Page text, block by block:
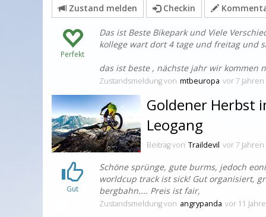
Zustand melden Checkin
Perfekt
Das ist Beste Bikepark und Viele
kollege wart dort 4 tage und freitag und
das ist beste , nächste jahr wir kommen
Zustandsmeldungvon mtbeuropa vor 7 Jahren
Goldener Herbst
Leogang
Beitragvon Traildevil vor 7 Jahren
Gut
Schöne sprünge, gute burms, jedoch
worldcup track ist sick! Gut organisiert,
bergbahn.... Preis ist fair,
Zustandsmeldungvon angrypanda vor 11